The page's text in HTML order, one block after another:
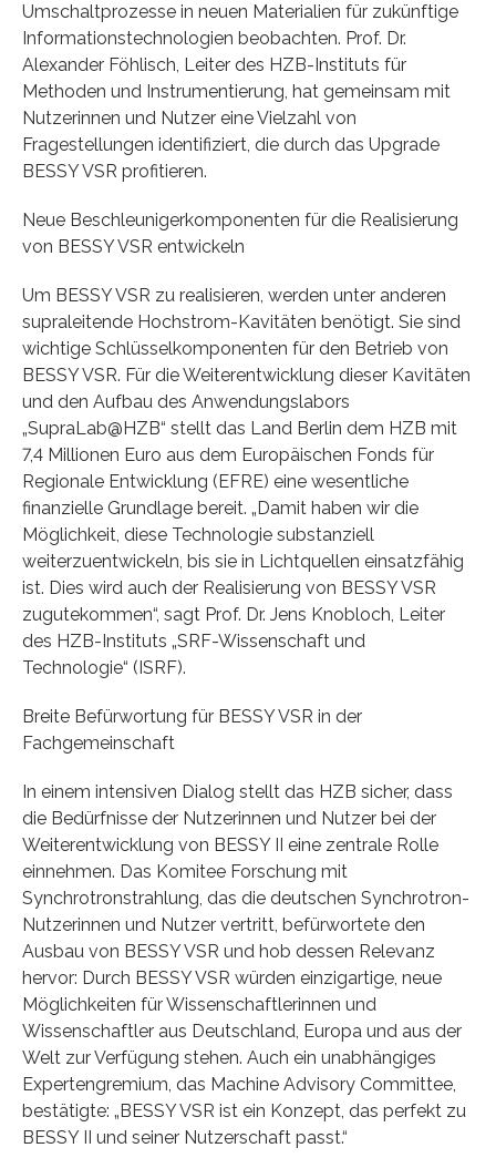
Umschaltprozesse in neuen Materialien für zukünftige
Informationstechnologien beobachten. Prof. Dr.
Alexander Föhlisch, Leiter des HZB-Instituts für
Methoden und Instrumentierung, hat gemeinsam mit
Nutzerinnen und Nutzer eine Vielzahl von
Fragestellungen identifiziert, die durch das Upgrade
BESSY VSR profitieren.
Neue Beschleunigerkomponenten für die Realisierung
von BESSY VSR entwickeln
Um BESSY VSR zu realisieren, werden unter anderen
supraleitende Hochstrom-Kavitäten benötigt. Sie sind
wichtige Schlüsselkomponenten für den Betrieb von
BESSY VSR. Für die Weiterentwicklung dieser Kavitäten
und den Aufbau des Anwendungslabors
„SupraLab@HZB“ stellt das Land Berlin dem HZB mit
7,4 Millionen Euro aus dem Europäischen Fonds für
Regionale Entwicklung (EFRE) eine wesentliche
finanzielle Grundlage bereit. „Damit haben wir die
Möglichkeit, diese Technologie substanziell
weiterzuentwickeln, bis sie in Lichtquellen einsatzfähig
ist. Dies wird auch der Realisierung von BESSY VSR
zugutekommen“, sagt Prof. Dr. Jens Knobloch, Leiter
des HZB-Instituts „SRF-Wissenschaft und
Technologie“ (ISRF).
Breite Befürwortung für BESSY VSR in der
Fachgemeinschaft
In einem intensiven Dialog stellt das HZB sicher, dass
die Bedürfnisse der Nutzerinnen und Nutzer bei der
Weiterentwicklung von BESSY II eine zentrale Rolle
einnehmen. Das Komitee Forschung mit
Synchrotronstrahlung, das die deutschen Synchrotron-
Nutzerinnen und Nutzer vertritt, befürwortete den
Ausbau von BESSY VSR und hob dessen Relevanz
hervor: Durch BESSY VSR würden einzigartige, neue
Möglichkeiten für Wissenschaftlerinnen und
Wissenschaftler aus Deutschland, Europa und aus der
Welt zur Verfügung stehen. Auch ein unabhängiges
Expertengremium, das Machine Advisory Committee,
bestätigte: „BESSY VSR ist ein Konzept, das perfekt zu
BESSY II und seiner Nutzerschaft passt.“